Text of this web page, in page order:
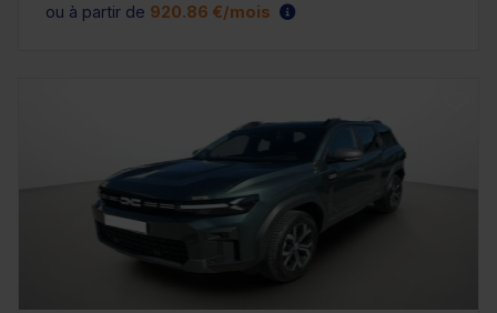
ou à partir de 920.86 €/mois